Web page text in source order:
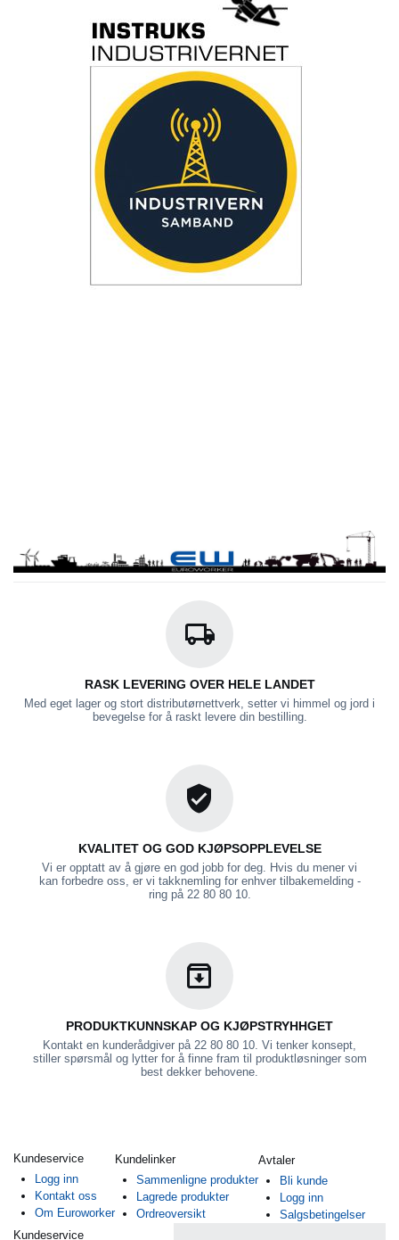
RASK LEVERING OVER HELE LANDET
Med eget lager og stort distributørnettverk, setter vi himmel og jord i
bevegelse for å raskt levere din bestilling.
KVALITET OG GOD KJØPSOPPLEVELSE
Vi er opptatt av å gjøre en god jobb for deg. Hvis du mener vi
kan forbedre oss, er vi takknemling for enhver tilbakemelding -
ring på 22 80 80 10.
PRODUKTKUNNSKAP OG KJØPSTRYHHGET
Kontakt en kunderådgiver på 22 80 80 10. Vi tenker konsept,
stiller spørsmål og lytter for å finne fram til produktløsninger som
best dekker behovene.
Kundeservice
Logg inn
Kontakt oss
Om Euroworker
Kundelinker
Sammenligne produkter
Lagrede produkter
Ordreoversikt
Avtaler
Bli kunde
Logg inn
Salgsbetingelser
Kundeservice